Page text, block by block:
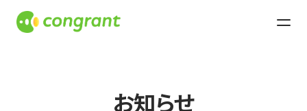
お知らせ